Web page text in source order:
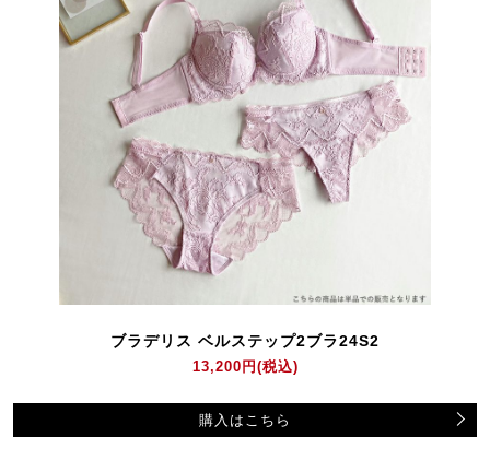
ブラデリス ベルステップ2ブラ24S2
13,200円 (税込)
購入はこちら